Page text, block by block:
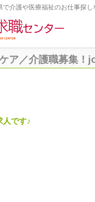
介護や医療福祉のお仕事探し
ア／介護職募集！
人です♪